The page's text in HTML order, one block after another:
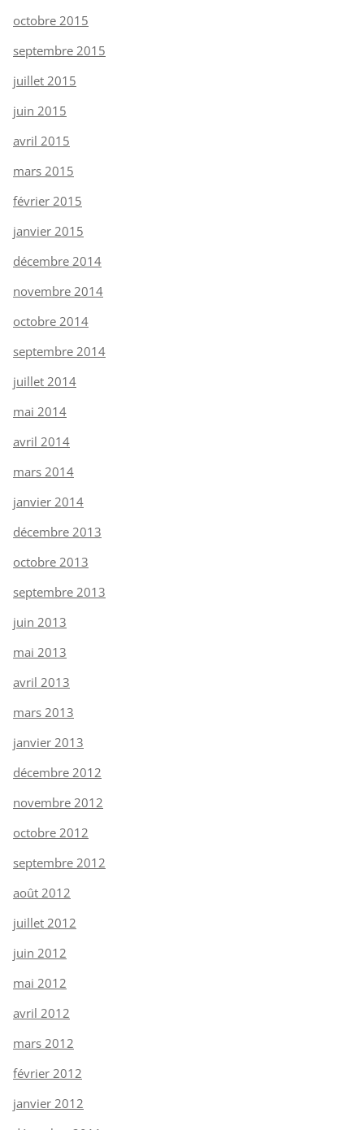
octobre 2015
septembre 2015
juillet 2015
juin 2015
avril 2015
mars 2015
février 2015
janvier 2015
décembre 2014
novembre 2014
octobre 2014
septembre 2014
juillet 2014
mai 2014
avril 2014
mars 2014
janvier 2014
décembre 2013
octobre 2013
septembre 2013
juin 2013
mai 2013
avril 2013
mars 2013
janvier 2013
décembre 2012
novembre 2012
octobre 2012
septembre 2012
août 2012
juillet 2012
juin 2012
mai 2012
avril 2012
mars 2012
février 2012
janvier 2012